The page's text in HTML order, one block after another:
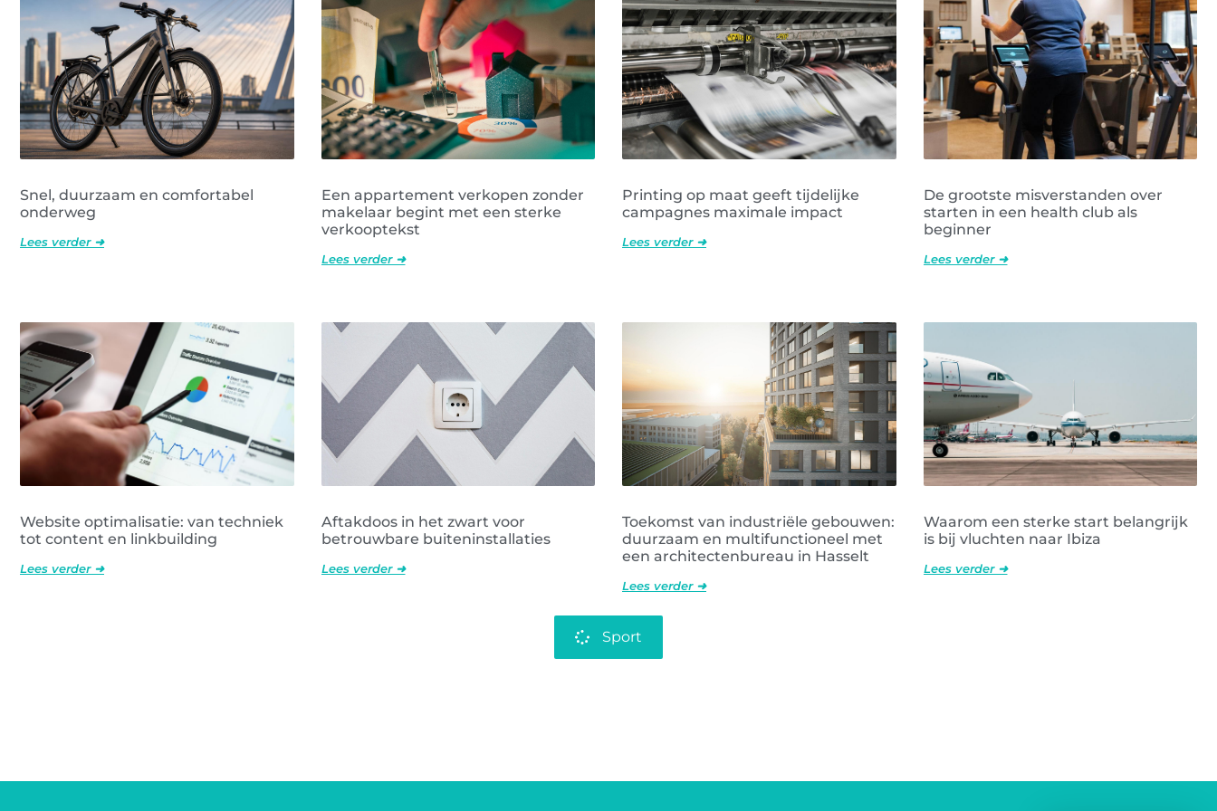
Snel, duurzaam en comfortabel
onderweg
Lees verder ➜
Een appartement verkopen zonder
makelaar begint met een sterke
verkooptekst
Lees verder ➜
Printing op maat geeft tijdelijke
campagnes maximale impact
Lees verder ➜
De grootste misverstanden over
starten in een health club als
beginner
Lees verder ➜
Website optimalisatie: van techniek
tot content en linkbuilding
Lees verder ➜
Aftakdoos in het zwart voor
betrouwbare buiteninstallaties
Lees verder ➜
Toekomst van industriële gebouwen:
duurzaam en multifunctioneel met
een architectenbureau in Hasselt
Lees verder ➜
Waarom een sterke start belangrijk
is bij vluchten naar Ibiza
Lees verder ➜
Sport